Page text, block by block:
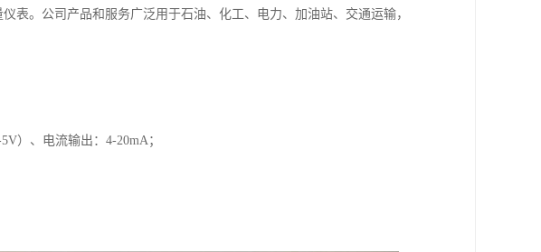
表。公司产品和服务广泛用于石油、化工、电力、加油站、交通运输，
）、电流输出：4-20mA；